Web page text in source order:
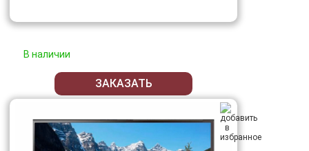
В наличии
ЗАКАЗАТЬ